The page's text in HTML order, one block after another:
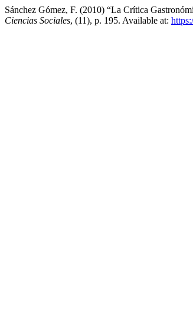
Sánchez Gómez, F. (2010) “La Crítica
Ciencias Sociales, (11), p. 195. Available at: